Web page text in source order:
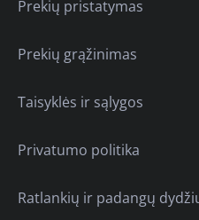
Prekių pristatymas
Prekių grąžinimas
Taisyklės ir sąlygos
Privatumo politika
Ratlankių ir padangų